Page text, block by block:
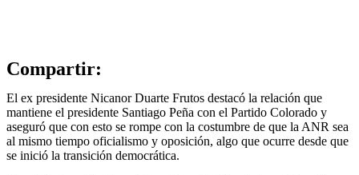
Compartir:
El ex presidente Nicanor Duarte Frutos destacó la relación que
mantiene el presidente Santiago Peña con el Partido Colorado y
aseguró que con esto se rompe con la costumbre de que la ANR sea
al mismo tiempo oficialismo y oposición, algo que ocurre desde que
se inició la transición democrática.